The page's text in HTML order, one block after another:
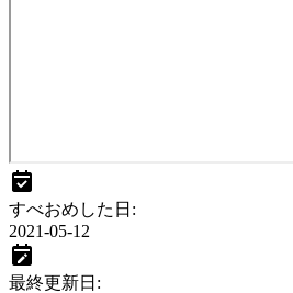
すべおめした日 :
2021-05-12
最終更新日 :